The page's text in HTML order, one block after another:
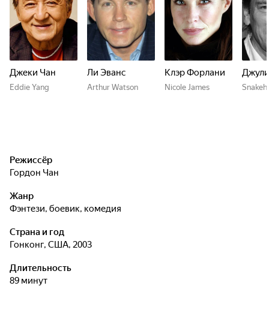
Джеки Чан
Eddie Yang
Ли Эванс
Arthur Watson
Клэр Форлани
Nicole James
Режиссёр
Гордон Чан
Жанр
фэнтези, боевик, комедия
Страна и год
Гонконг, США, 2003
Длительность
89 минут